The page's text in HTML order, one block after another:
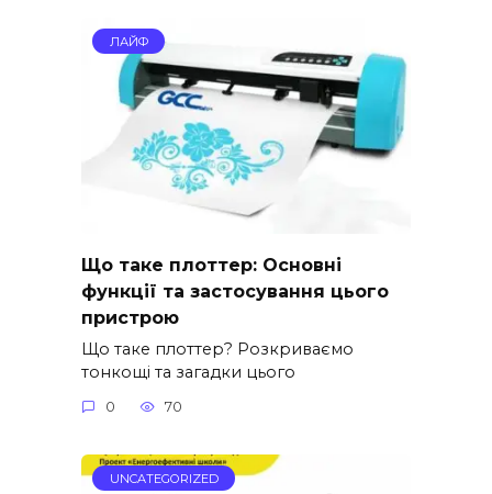
ЛАЙФ
Що таке плоттер: Основні
функції та застосування цього
пристрою
Що таке плоттер? Розкриваємо
тонкощі та загадки цього
0 70
UNCATEGORIZED